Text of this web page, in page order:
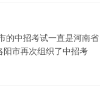
的中招考试一直是河南省
市再次组织了中招考